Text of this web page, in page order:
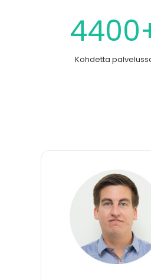
Kohdetta